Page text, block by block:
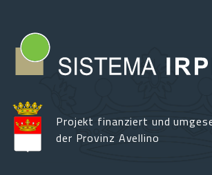
Projekt finanziert und
der Provinz Avellino